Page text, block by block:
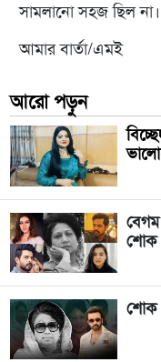
সামলানো সহজ ছিল না।
আমার বার্তা/এমই
আরো পড়ুন
বেগম
শোক
শোক